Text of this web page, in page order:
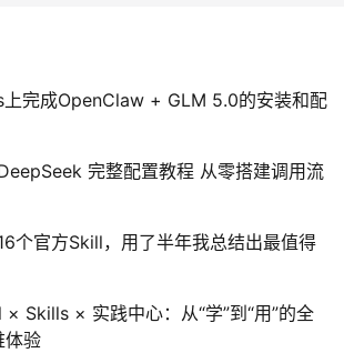
完成OpenClaw + GLM 5.0的安装和配
完整配置教程 从零搭建调用流
个官方Skill，用了半年我总结出最值得
Skills × 实践中心：从“学”到“用”的全
体验